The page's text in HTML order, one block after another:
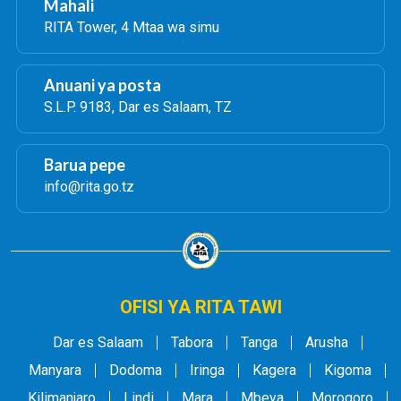
Mahali
RITA Tower, 4 Mtaa wa simu
Anuani ya posta
S.L.P. 9183, Dar es Salaam, TZ
Barua pepe
info@rita.go.tz
OFISI YA RITA TAWI
Dar es Salaam Tabora Tanga
Arusha
Manyara
Dodoma Iringa Kagera
Kigoma